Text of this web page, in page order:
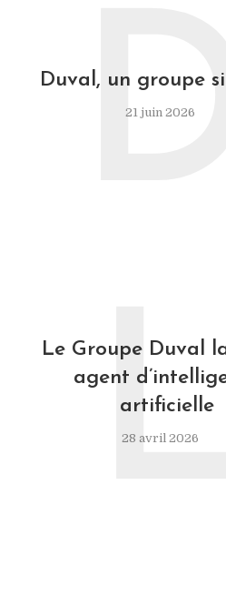
Duval, un groupe
21 juin 2026
Le Groupe Duval
agent
artificielle
28 avril 2026